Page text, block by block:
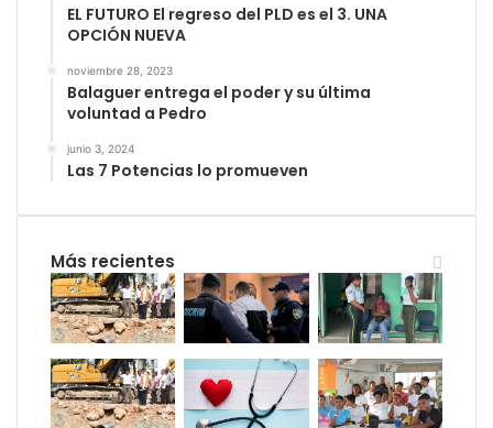
EL FUTURO El regreso del PLD es el 3. UNA
OPCIÓN NUEVA
noviembre 28, 2023
Balaguer entrega el poder y su última
voluntad a Pedro
junio 3, 2024
Las 7 Potencias lo promueven
Más recientes